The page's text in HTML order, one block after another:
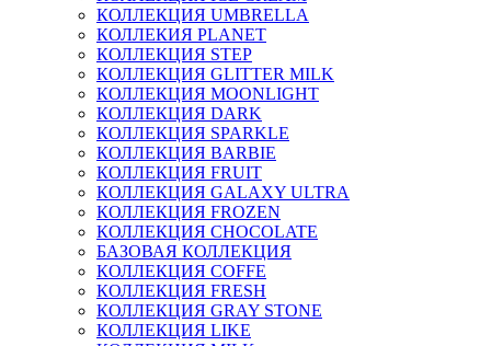
КОЛЛЕКЦИЯ UMBRELLA
КОЛЛЕКИЯ PLANET
КОЛЛЕКЦИЯ STEP
КОЛЛЕКЦИЯ GLITTER MILK
КОЛЛЕКЦИЯ MOONLIGHT
КОЛЛЕКЦИЯ DARK
КОЛЛЕКЦИЯ SPARKLE
КОЛЛЕКЦИЯ BARBIE
КОЛЛЕКЦИЯ FRUIT
КОЛЛЕКЦИЯ GALAXY ULTRA
КОЛЛЕКЦИЯ FROZEN
КОЛЛЕКЦИЯ CHOCOLATE
БАЗОВАЯ КОЛЛЕКЦИЯ
КОЛЛЕКЦИЯ COFFE
КОЛЛЕКЦИЯ FRESH
КОЛЛЕКЦИЯ GRAY STONE
КОЛЛЕКЦИЯ LIKE